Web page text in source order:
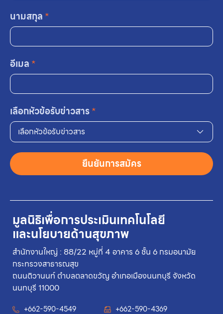
มูลนิธิเพื่อการประเมินเทคโนโลยี
และนโยบายด้านสุขภาพ
สำนักงานใหญ่ : 88/22 หมู่ที่ 4 อาคาร 6 ชั้น 6 กรมอนามัย
กระทรวงสาธารณสุข
ถนนติวานนท์ ตำบลตลาดขวัญ อำเภอเมืองนนทบุรี จังหวัด
นนทบุรี 11000
+662-590-4549 +662-590-4369
นามสกุล *
อีเมล *
เลือกหัวข้อรับข่าวสาร*
เลือกหัวข้อรับข่าวสาร
ยืนยันการสมัคร